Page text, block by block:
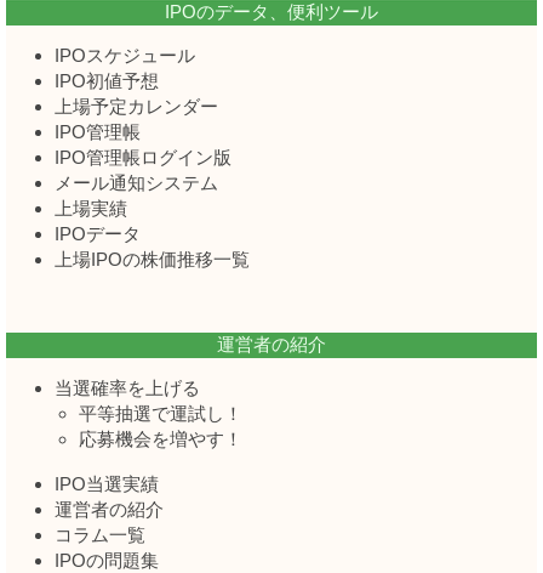
IPOのデータ、便利ツール
IPOスケジュール
IPO初値予想
上場予定カレンダー
IPO管理帳
IPO管理帳ログイン版
メール通知システム
上場実績
IPOデータ
上場IPOの株価推移一覧
運営者の紹介
当選確率を上げる
平等抽選で運試し！
応募機会を増やす！
IPO当選実績
運営者の紹介
コラム一覧
IPOの問題集